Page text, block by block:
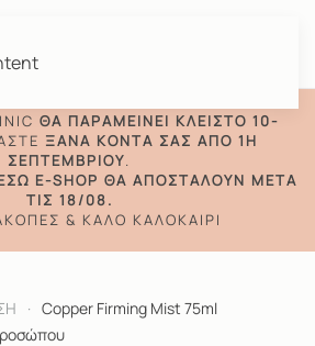
ΘΑ ΠΑΡΑΜΕΊΝΕΙ ΚΛΕΙΣΤΌ 10-
ΞΑΝΆ ΚΟΝΤΆ ΣΑΣ ΑΠΌ 1Η
ΣΕΠΤΕΜΒΡΊΟΥ.
E-SHOP ΘΑ ΑΠΟΣΤΑΛΟΎΝ ΜΕΤΆ
ΤΙΣ 18/08.
& ΚΑΛΌ ΚΑΛΟΚΑΊΡΙ
Copper Firming Mist 75ml